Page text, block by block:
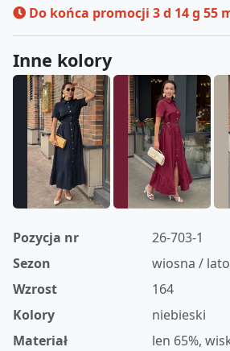
Do końca promocji 3 d 14 g 55
Inne kolory
Pozycja nr
26-703-1
Sezon
wiosna / lato
Wzrost
164
Kolory
niebieski
Materiał
len 65%,